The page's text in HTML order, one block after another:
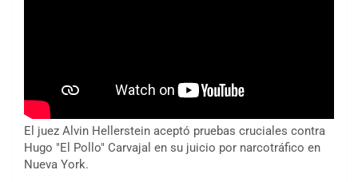
El juez Alvin Hellerstein aceptó pruebas cruciales contra
Hugo "El Pollo" Carvajal en su juicio por narcotráfico en
Nueva York.